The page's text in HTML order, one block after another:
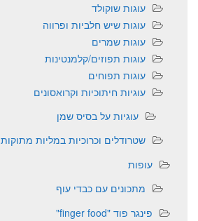
עוגות שוקולד
עוגות שיש חלביות ופרווה
עוגות שמרים
עוגות תפוזים/קלמנטינות
עוגות תפוחים
עוגיות חיתוכיות וקרואסונים
עוגיות על בסיס שמן
שטרודלים וכרוכיות במליות מתוקות
עופות
מתכונים עם כבדי עוף
פינגר פוד "finger food"